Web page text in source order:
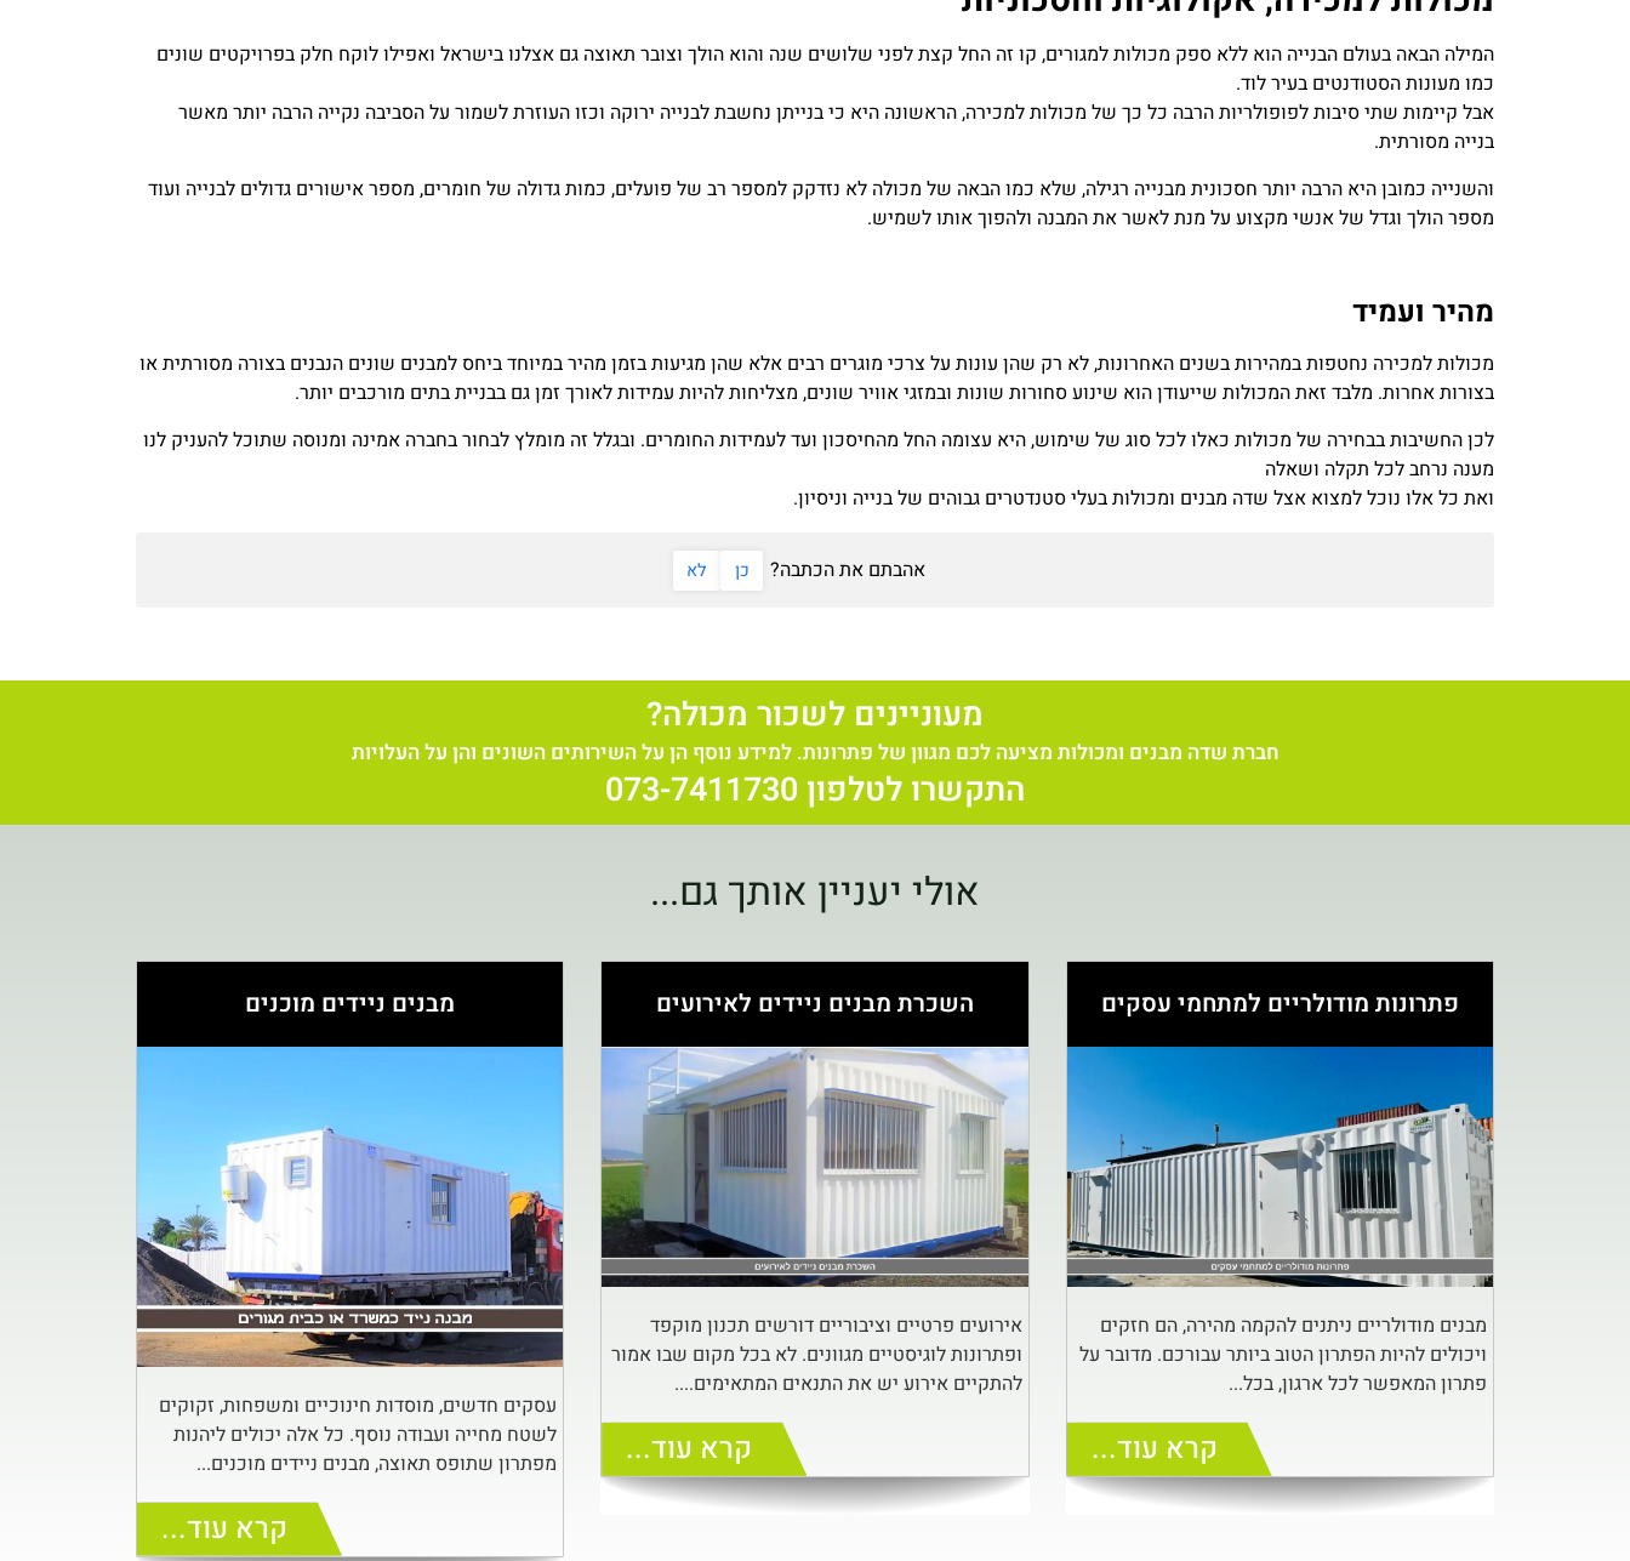
המילה הבאה בעולם הבנייה הוא ללא ספק מכולות למגורים, קו זה החל קצת לפני שלושים שנה והוא הולך וצובר תאוצה גם אצלנו בישראל ואפילו לוקח חלק בפרויקטים שונים
כמו מעונות הסטודנטים בעיר לוד.
אבל קיימות שתי סיבות לפופולריות הרבה כל כך של מכולות למכירה, הראשונה היא כי בנייתן נחשבת לבנייה ירוקה וכזו העוזרת לשמור על הסביבה נקייה הרבה יותר מאשר
בנייה מסורתית.
והשנייה כמובן היא הרבה יותר חסכונית מבנייה רגילה, שלא כמו הבאה של מכולה לא נזדקק למספר רב של פועלים, כמות גדולה של חומרים, מספר אישורים גדולים לבנייה ועוד
מספר הולך וגדל של אנשי מקצוע על מנת לאשר את המבנה ולהפוך אותו לשמיש.
מהיר ועמיד
מכולות למכירה נחטפות במהירות בשנים האחרונות, לא רק שהן עונות על צרכי מוגרים רבים אלא שהן מגיעות בזמן מהיר במיוחד ביחס למבנים שונים הנבנים בצורה מסורתית או
בצורות אחרות. מלבד זאת המכולות שייעודן הוא שינוע סחורות שונות ובמזגי אוויר שונים, מצליחות להיות עמידות לאורך זמן גם בבניית בתים מורכבים יותר.
לכן החשיבות בבחירה של מכולות כאלו לכל סוג של שימוש, היא עצומה החל מהחיסכון ועד לעמידות החומרים. ובגלל זה מומלץ לבחור בחברה אמינה ומנוסה שתוכל להעניק לנו
מענה נרחב לכל תקלה ושאלה
ואת כל אלו נוכל למצוא אצל שדה מבנים ומכולות בעלי סטנדטרים גבוהים של בנייה וניסיון.
אהבתם את הכתבה? כן לא
מעוניינים לשכור מכולה?
חברת שדה מבנים ומכולות מציעה לכם מגוון של פתרונות. למידע נוסף הן על השירותים השונים והן על העלויות
התקשרו לטלפון 073-7411730
אולי יעניין אותך גם...
פתרונות מודולריים למתחמי עסקים
מבנים מודולריים ניתנים להקמה מהירה, הם חזקים
ויכולים להיות הפתרון הטוב ביותר עבורכם. מדובר על
פתרון המאפשר לכל ארגון, בכל...
קרא עוד...
השכרת מבנים ניידים לאירועים
אירועים פרטיים וציבוריים דורשים תכנון מוקפד
ופתרונות לוגיסטיים מגוונים. לא בכל מקום שבו אמור
להתקיים אירוע יש את התנאים המתאימים....
קרא עוד...
מבנים ניידים מוכנים
עסקים חדשים, מוסדות חינוכיים ומשפחות, זקוקים
לשטח מחייה ועבודה נוסף. כל אלה יכולים ליהנות
מפתרון שתופס תאוצה, מבנים ניידים מוכנים...
קרא עוד...